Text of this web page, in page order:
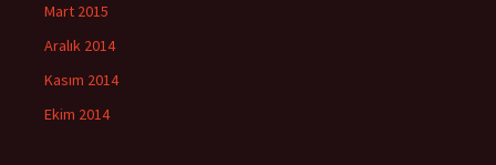
Mart 2015
Aralık 2014
Kasım 2014
Ekim 2014